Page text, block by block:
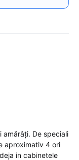
amărâți. De speciali
aproximativ 4 ori
in cabinetele